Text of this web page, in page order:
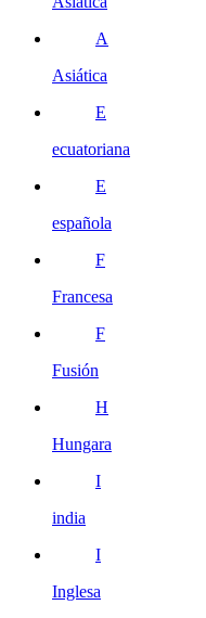
A
Asiática
E
ecuatoriana
E
española
F
Francesa
F
Fusión
H
Hungara
I
india
I
Inglesa